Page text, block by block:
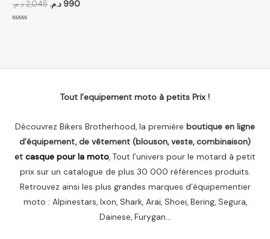
2,045د.م. 990د.م.
Tout l’equipement moto à petits Prix !
Découvrez Bikers Brotherhood, la première boutique en ligne
d’équipement, de vêtement (blouson, veste, combinaison)
et casque pour la moto, Tout l’univers pour le motard à petit
prix sur un catalogue de plus 30 000 références produits.
Retrouvez ainsi les plus grandes marques d’équipementier
moto : Alpinestars, Ixon, Shark, Arai, Shoei, Bering, Segura,
Dainese, Furygan…